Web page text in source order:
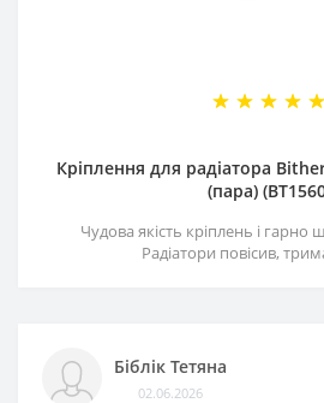
Кріплення для радіатора
(пара)
Чудова якість кріплень і гарно
Радіатори повісив,
Біблік Тетяна
02.06.2026